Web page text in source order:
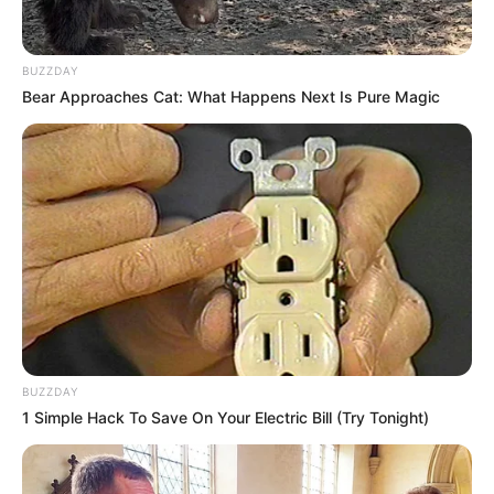
BUZZDAY
Bear Approaches Cat: What Happens Next Is Pure Magic
BUZZDAY
1 Simple Hack To Save On Your Electric Bill (Try Tonight)